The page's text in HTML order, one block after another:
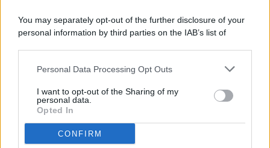
You may separately opt-out of the further disclosure of your
personal information by third parties on the IAB’s list of
This information may also be disclosed by us to third parties
disclose it to other third parties.
Personal Data Processing Opt Outs
I want to opt-out of the Sharing of my
personal data.
Opted In
CONFIRM
PREFERENZE PRIVACY